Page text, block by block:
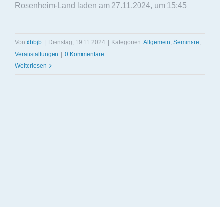
Rosenheim-Land laden am 27.11.2024, um 15:45
Von dbbjb Dienstag, 19.11.2024 Kategorien: Allgemein, Seminare,
Veranstaltungen
0 Kommentare
Weiterlesen